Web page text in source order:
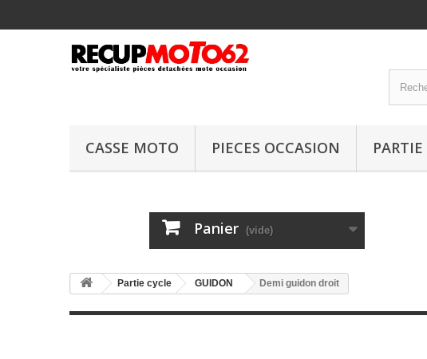
CASSE MOTO PIECES OCCASION PARTIE
Panier (vide)
Partie cycle GUIDON Demi guidon droit